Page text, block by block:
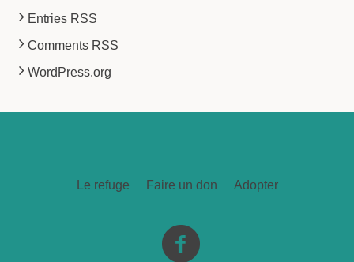
Entries RSS
Comments RSS
WordPress.org
Le refuge Faire un don Adopter